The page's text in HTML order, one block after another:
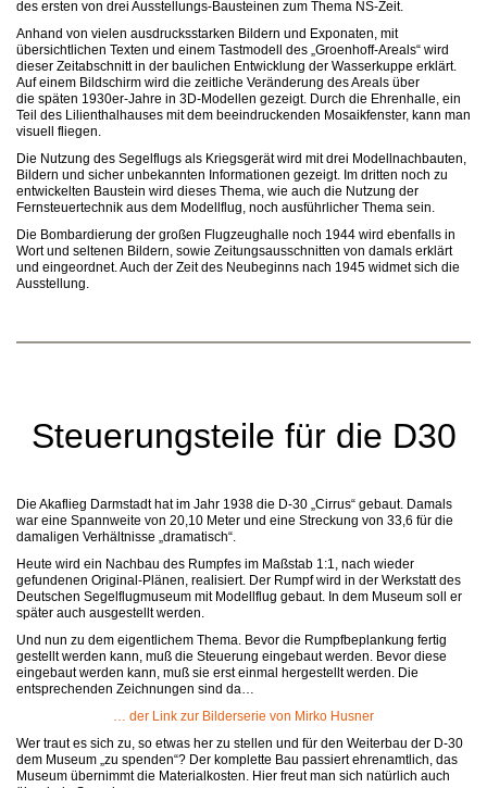
des ersten von drei Ausstellungs-Bausteinen zum Thema NS-Zeit.
Anhand von vielen ausdrucksstarken Bildern und Exponaten, mit
übersichtlichen Texten und einem Tastmodell des „Groenhoff-Areals“ wird
dieser Zeitabschnitt in der baulichen Entwicklung der Wasserkuppe erklärt.
Auf einem Bildschirm wird die zeitliche Veränderung des Areals über
die späten 1930er-Jahre in 3D-Modellen gezeigt. Durch die Ehrenhalle, ein
Teil des Lilienthalhauses mit dem beeindruckenden Mosaikfenster, kann man
visuell fliegen.
Die Nutzung des Segelflugs als Kriegsgerät wird mit drei Modellnachbauten,
Bildern und sicher unbekannten Informationen gezeigt. Im dritten noch zu
entwickelten Baustein wird dieses Thema, wie auch die Nutzung der
Fernsteuertechnik aus dem Modellflug, noch ausführlicher Thema sein.
Die Bombardierung der großen Flugzeughalle noch 1944 wird ebenfalls in
Wort und seltenen Bildern, sowie Zeitungsausschnitten von damals erklärt
und eingeordnet. Auch der Zeit des Neubeginns nach 1945 widmet sich die
Ausstellung.
Steuerungsteile für die D30
Die Akaflieg Darmstadt hat im Jahr 1938 die D-30 „Cirrus“ gebaut. Damals
war eine Spannweite von 20,10 Meter und eine Streckung von 33,6 für die
damaligen Verhältnisse „dramatisch“.
Heute wird ein Nachbau des Rumpfes im Maßstab 1:1, nach wieder
gefundenen Original-Plänen, realisiert. Der Rumpf wird in der Werkstatt des
Deutschen Segelflugmuseum mit Modellflug gebaut. In dem Museum soll er
später auch ausgestellt werden.
Und nun zu dem eigentlichem Thema. Bevor die Rumpfbeplankung fertig
gestellt werden kann, muß die Steuerung eingebaut werden. Bevor diese
eingebaut werden kann, muß sie erst einmal hergestellt werden. Die
entsprechenden Zeichnungen sind da…
… der Link zur Bilderserie von Mirko Husner
Wer traut es sich zu, so etwas her zu stellen und für den Weiterbau der D-30
dem Museum „zu spenden“? Der komplette Bau passiert ehrenamtlich, das
Museum übernimmt die Materialkosten. Hier freut man sich natürlich auch